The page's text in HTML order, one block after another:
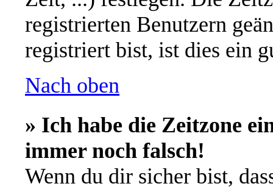
registrierten Benutzern
registriert bist, ist dies ein
Nach oben
» Ich habe die Zeitzone
immer noch falsch!
Wenn du dir sicher bist,